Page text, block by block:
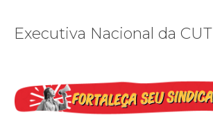
Executiva Nacional da CUT